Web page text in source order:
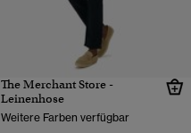
The Merchant Store -
Leinenhose
Weitere Farben verfügbar